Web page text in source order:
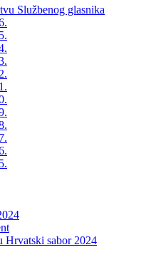
Službenog glasnika
Hrvatski sabor 2024